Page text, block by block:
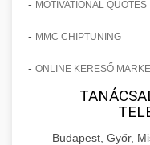
- MOTIVATIONAL QUOTES
- MMC CHIPTUNING
- ONLINE KERESŐ
Budapest, Győr,